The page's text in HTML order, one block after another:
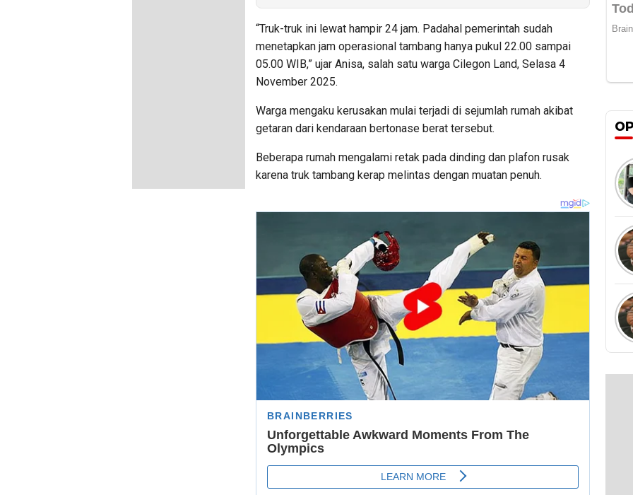
“Truk-truk ini lewat hampir 24 jam. Padahal pemerintah sudah
menetapkan jam operasional tambang hanya pukul 22.00 sampai
05.00 WIB,” ujar Anisa, salah satu warga Cilegon Land, Selasa 4
November 2025.
Warga mengaku kerusakan mulai terjadi di sejumlah rumah akibat
getaran dari kendaraan bertonase berat tersebut.
Beberapa rumah mengalami retak pada dinding dan plafon rusak
karena truk tambang kerap melintas dengan muatan penuh.